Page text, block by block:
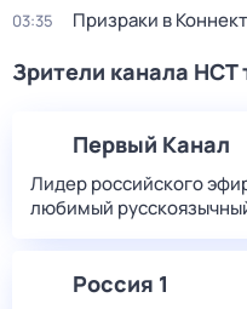
03:35 Призраки в
Зрители канала НСТ
Первый Канал
Лидер российского
любимый
Россия 1